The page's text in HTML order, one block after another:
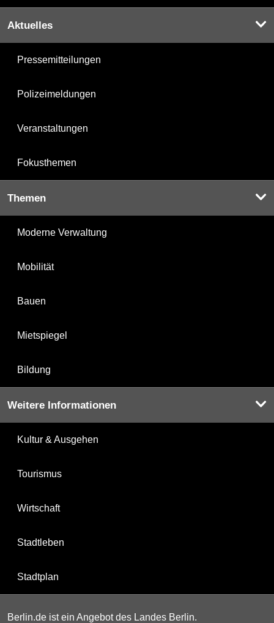
Aktuelles
Pressemitteilungen
Polizeimeldungen
Veranstaltungen
Fokusthemen
Themen
Moderne Verwaltung
Mobilität
Bauen
Mietspiegel
Bildung
Weitere Informationen
Kultur & Ausgehen
Tourismus
Wirtschaft
Stadtleben
Stadtplan
Berlin.de ist ein Angebot des Landes Berlin.